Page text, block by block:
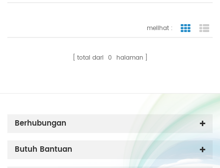
melihat :
total dari 0 halaman
Berhubungan
Butuh Bantuan